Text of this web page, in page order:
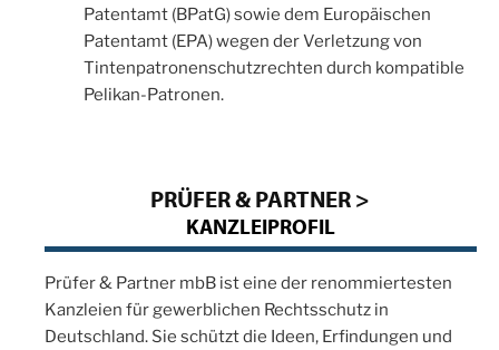
Patentamt (BPatG) sowie dem Europäischen
Patentamt (EPA) wegen der Verletzung von
Tintenpatronenschutzrechten durch kompatible
Pelikan-Patronen.
PRÜFER & PARTNER >
KANZLEIPROFIL
Prüfer & Partner mbB ist eine der renommiertesten
Kanzleien für gewerblichen Rechtsschutz in
Deutschland. Sie schützt die Ideen, Erfindungen und